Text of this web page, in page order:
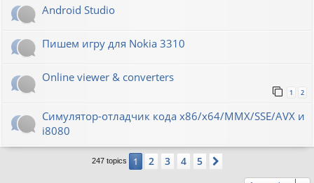
Android Studio
Пишем игру для Nokia 3310
Online viewer & converters
1 2
Симулятор-отладчик кода x86/x64/MMX/SSE/AVX и
i8080
247 topics 1 2 3 4 5